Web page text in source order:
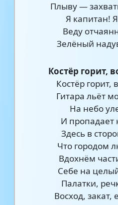
Плыву —
Я капитан!
Веду
Зелёный
Костёр горит,
Костёр горит,
Гитара льёт
На небо
И пропадает
Здесь в
Что городом
Вдохнём
Себе на
Палатки,
Восход,